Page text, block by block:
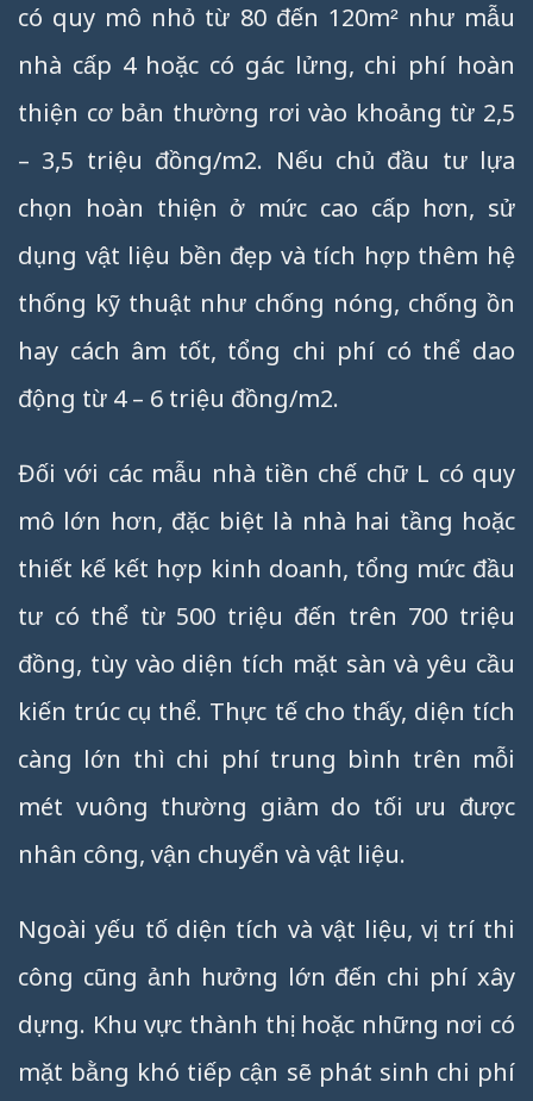
có quy mô nhỏ từ 80 đến 120m² như mẫu
nhà cấp 4 hoặc có gác lửng, chi phí hoàn
thiện cơ bản thường rơi vào khoảng từ 2,5
– 3,5 triệu đồng/m2. Nếu chủ đầu tư lựa
chọn hoàn thiện ở mức cao cấp hơn, sử
dụng vật liệu bền đẹp và tích hợp thêm hệ
thống kỹ thuật như chống nóng, chống ồn
hay cách âm tốt, tổng chi phí có thể dao
động từ 4 – 6 triệu đồng/m2.
Đối với các mẫu nhà tiền chế chữ L có quy
mô lớn hơn, đặc biệt là nhà hai tầng hoặc
thiết kế kết hợp kinh doanh, tổng mức đầu
tư có thể từ 500 triệu đến trên 700 triệu
đồng, tùy vào diện tích mặt sàn và yêu cầu
kiến trúc cụ thể. Thực tế cho thấy, diện tích
càng lớn thì chi phí trung bình trên mỗi
mét vuông thường giảm do tối ưu được
nhân công, vận chuyển và vật liệu.
Ngoài yếu tố diện tích và vật liệu, vị trí thi
công cũng ảnh hưởng lớn đến chi phí xây
dựng. Khu vực thành thị hoặc những nơi có
mặt bằng khó tiếp cận sẽ phát sinh chi phí